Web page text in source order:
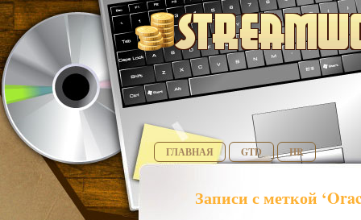
ГЛАВНАЯ GTD HR
Записи с меткой